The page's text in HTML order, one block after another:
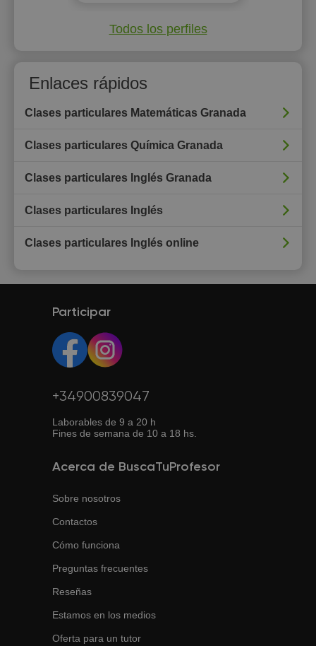
Todos los perfiles
Enlaces rápidos
Clases particulares Matemáticas Granada
Clases particulares Química Granada
Clases particulares Inglés Granada
Clases particulares Inglés
Clases particulares Inglés online
Participar
+34900839047
Laborables de 9 a 20 h
Fines de semana de 10 a 18 hs.
Acerca de BuscaTuProfesor
Sobre nosotros
Contactos
Cómo funciona
Preguntas frecuentes
Reseñas
Estamos en los medios
Oferta para un tutor